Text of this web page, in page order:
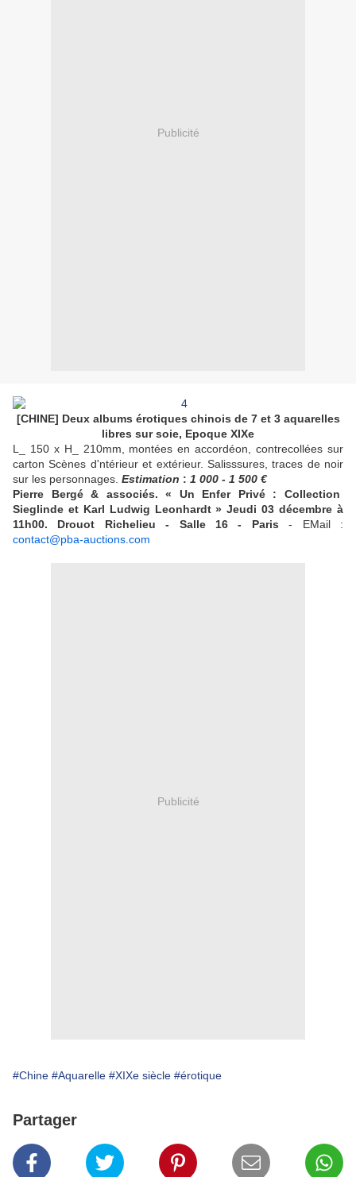
Publicité
[CHINE] Deux albums érotiques chinois de 7 et 3 aquarelles
libres sur soie, Epoque XIXe
L_ 150 x H_ 210mm, montées en accordéon, contrecollées sur
carton Scènes d'ntérieur et extérieur. Salisssures, traces de noir
sur les personnages. Estimation : 1 000 - 1 500 €
Pierre Bergé & associés.« Un Enfer Privé : Collection
Sieglinde et Karl Ludwig Leonhardt » Jeudi 03 décembre à
11h00. Drouot Richelieu - Salle 16 - Paris - EMail :
contact@pba-auctions.com
Publicité
#Chine #Aquarelle #XIXe siècle #érotique
Partager